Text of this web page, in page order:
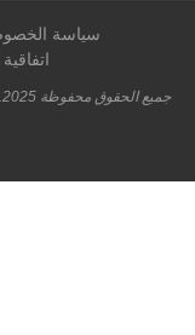
سياسة
جميع الحقوق محفوظة 2025.